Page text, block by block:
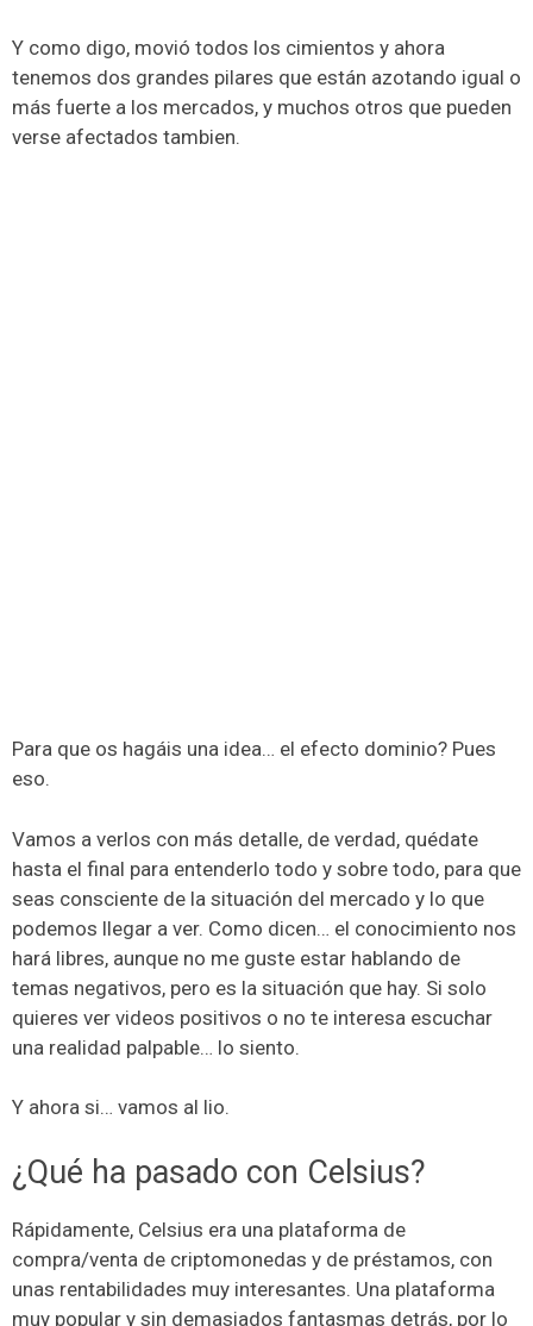
Y como digo, movió todos los cimientos y ahora
tenemos dos grandes pilares que están azotando igual o
más fuerte a los mercados, y muchos otros que pueden
verse afectados tambien.
Para que os hagáis una idea… el efecto dominio? Pues
eso.
Vamos a verlos con más detalle, de verdad, quédate
hasta el final para entenderlo todo y sobre todo, para que
seas consciente de la situación del mercado y lo que
podemos llegar a ver. Como dicen… el conocimiento nos
hará libres, aunque no me guste estar hablando de
temas negativos, pero es la situación que hay. Si solo
quieres ver videos positivos o no te interesa escuchar
una realidad palpable… lo siento.
Y ahora si… vamos al lio.
¿Qué ha pasado con Celsius?
Rápidamente, Celsius era una plataforma de
compra/venta de criptomonedas y de préstamos, con
unas rentabilidades muy interesantes. Una plataforma
muy popular y sin demasiados fantasmas detrás, por lo